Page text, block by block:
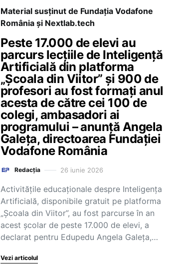
Material susținut de Fundația Vodafone
România și Nextlab.tech
Peste 17.000 de elevi au
parcurs lecțiile de Inteligență
Artificială din platforma
„Școala din Viitor” și 900 de
profesori au fost formați anul
acesta de către cei 100 de
colegi, ambasadori ai
programului – anunță Angela
Galeța, directoarea Fundației
Vodafone România
Redacția 26 iunie 2026
Activitățile educaționale despre Inteligența
Artificială, disponibile gratuit pe platforma
„Școala din Viitor”, au fost parcurse în an
acest școlar de peste 17.000 de elevi, a
declarat pentru Edupedu Angela Galeța,…
Vezi articolul